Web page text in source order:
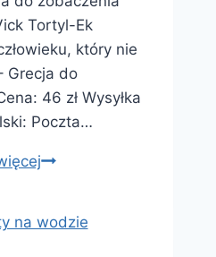
Tortyl-Ek
który nie
Grecja do
46 zł Wysyłka
Poczta…
Nowa
Vick